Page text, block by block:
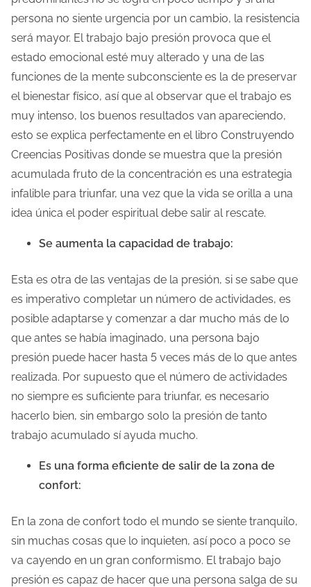
a
d
a
persona no siente urgencia por un cambio, la resistencia
será mayor. El trabajo bajo presión provoca que el
estado emocional esté muy alterado y una de las
funciones de la mente subconsciente es la de preservar
el bienestar físico, así que al observar que el trabajo es
muy intenso, los buenos resultados van apareciendo,
esto se explica perfectamente en el libro Construyendo
Creencias Positivas donde se muestra que la presión
acumulada fruto de la concentración es una estrategia
infalible para triunfar, una vez que la vida se orilla a una
idea única el poder espiritual debe salir al rescate.
Se aumenta la capacidad de trabajo:
Esta es otra de las ventajas de la presión, si se sabe que
es imperativo completar un número de actividades, es
posible adaptarse y comenzar a dar mucho más de lo
que antes se había imaginado, una persona bajo
presión puede hacer hasta 5 veces más de lo que antes
realizada. Por supuesto que el número de actividades
no siempre es suficiente para triunfar, es necesario
hacerlo bien, sin embargo solo la presión de tanto
trabajo acumulado sí ayuda mucho.
Es una forma eficiente de salir de la zona de
confort:
En la zona de confort todo el mundo se siente tranquilo,
sin muchas cosas que lo inquieten, así poco a poco se
va cayendo en un gran conformismo. El trabajo bajo
presión es capaz de hacer que una persona salga de su